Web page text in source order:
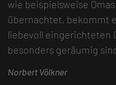
wie beispielsweise
übernachtet, bekommt
liebevoll eingerichteten
besonders geräumig
Norbert Völkner